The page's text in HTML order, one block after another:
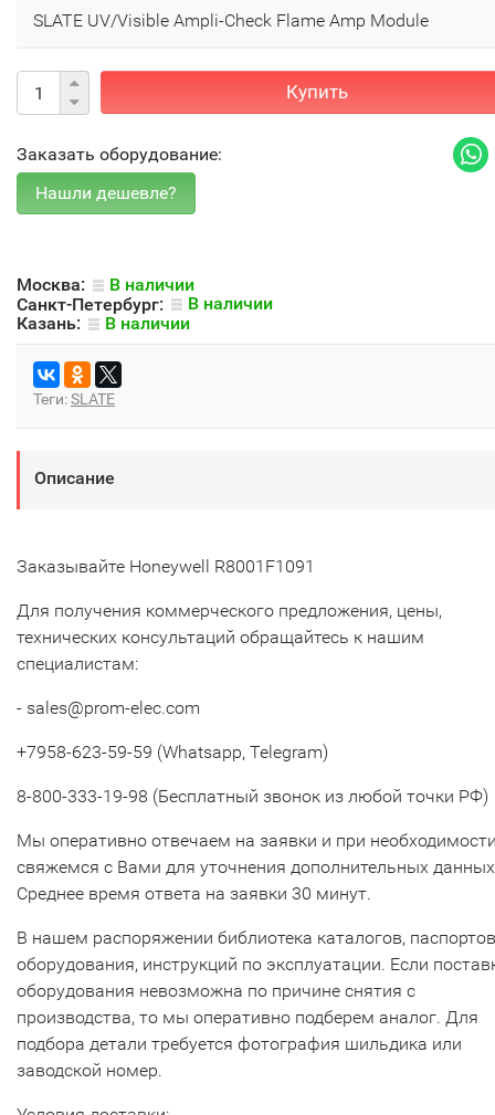
SLATE UV/Visible Ampli-Check Flame Amp Module
Купить
Заказать оборудование:
Москва:
В наличии
Санкт-Петербург:
В наличии
Казань:
В наличии
Теги:SLATE
Описание
Заказывайте Honeywell R8001F1091
Для получения коммерческого предложения, цены,
технических консультаций обращайтесь к нашим
специалистам:
- sales@prom-elec.com
+7958-623-59-59 (Whatsapp, Telegram)
8-800-333-19-98 (Бесплатный звонок из любой точки РФ)
Мы оперативно отвечаем на заявки и при
свяжемся с Вами для уточнения дополнительных
Среднее время ответа на заявки 30 минут.
В нашем распоряжении библиотека каталогов, паспортов
оборудования, инструкций по эксплуатации. Если
оборудования невозможна по причине снятия с
производства, то мы оперативно подберем аналог. Для
подбора детали требуется фотография шильдика или
заводской номер.